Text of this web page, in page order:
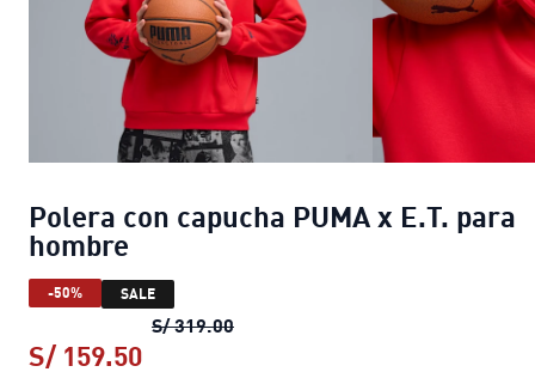
Polera con capucha PUMA x E.T. para
hombre
-50% SALE
S/ 319.00Polera con capucha PUMA x E.T.
S/ 159.50